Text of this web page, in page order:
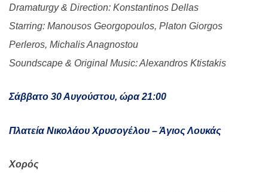
Dramaturgy & Direction: Konstantinos Dellas
Starring: Manousos Georgopoulos, Platon Giorgos
Perleros, Michalis Anagnostou
Soundscape & Original Music: Alexandros Ktistakis
Σάββατο 30 Αυγούστου, ώρα 21:00
Πλατεία Νικολάου Χρυσογέλου – Άγιος Λουκάς
Χορός